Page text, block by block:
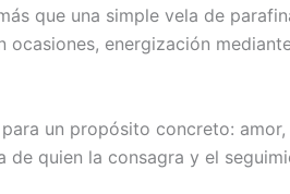
que una simple vela de
energización
para un propósito concreto:
quien la consagra y el